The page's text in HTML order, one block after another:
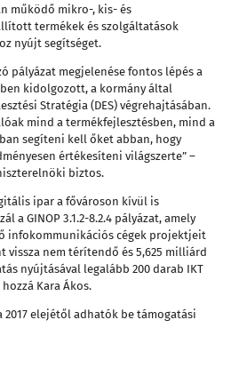
működő mikro-, kis- és
termékek és szolgáltatások
nyújt segítséget.
pályázat megjelenése fontos lépés a
kidolgozott, a kormány által
Stratégia (DES) végrehajtásában.
mind a termékfejlesztésben, mind a
segíteni kell őket abban, hogy
értékesíteni világszerte” –
biztos.
ipar a fővároson kívül is
a GINOP 3.1.2-8.2.4 pályázat, amely
infokommunikációs cégek projektjeit
vissza nem térítendő és 5,625 milliárd
nyújtásával legalább 200 darab IKT
Kara Ákos.
elejétől adhatók be támogatási